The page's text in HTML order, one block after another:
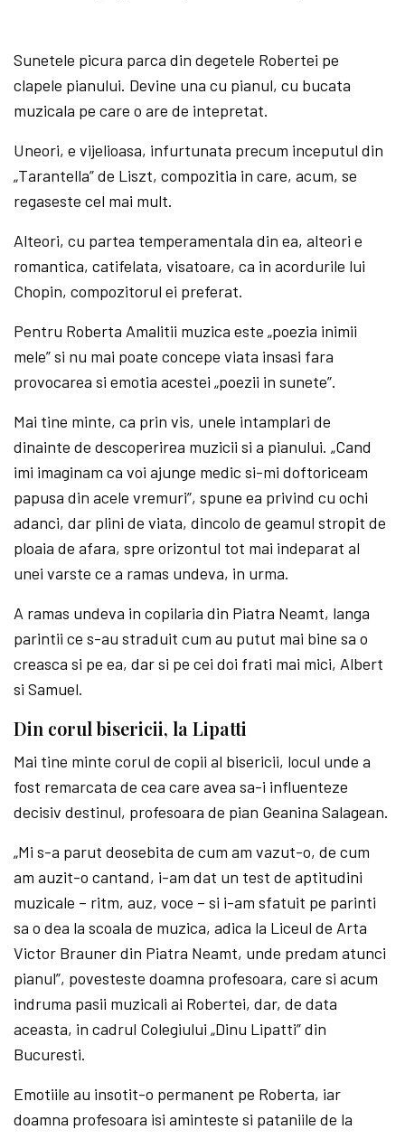
Sunetele picura parca din degetele Robertei pe
clapele pianului. Devine una cu pianul, cu bucata
muzicala pe care o are de intepretat.
Uneori, e vijelioasa, infurtunata precum inceputul din
„Tarantella” de Liszt, compozitia in care, acum, se
regaseste cel mai mult.
Alteori, cu partea temperamentala din ea, alteori e
romantica, catifelata, visatoare, ca in acordurile lui
Chopin, compozitorul ei preferat.
Pentru Roberta Amalitii muzica este „poezia inimii
mele” si nu mai poate concepe viata insasi fara
provocarea si emotia acestei „poezii in sunete”.
Mai tine minte, ca prin vis, unele intamplari de
dinainte de descoperirea muzicii si a pianului. „Cand
imi imaginam ca voi ajunge medic si-mi doftoriceam
papusa din acele vremuri”, spune ea privind cu ochi
adanci, dar plini de viata, dincolo de geamul stropit de
ploaia de afara, spre orizontul tot mai indeparat al
unei varste ce a ramas undeva, in urma.
A ramas undeva in copilaria din Piatra Neamt, langa
parintii ce s-au straduit cum au putut mai bine sa o
creasca si pe ea, dar si pe cei doi frati mai mici, Albert
si Samuel.
Din corul bisericii, la Lipatti
Mai tine minte corul de copii al bisericii, locul unde a
fost remarcata de cea care avea sa-i influenteze
decisiv destinul, profesoara de pian Geanina Salagean.
„Mi s-a parut deosebita de cum am vazut-o, de cum
am auzit-o cantand, i-am dat un test de aptitudini
muzicale – ritm, auz, voce – si i-am sfatuit pe parinti
sa o dea la scoala de muzica, adica la Liceul de Arta
Victor Brauner din Piatra Neamt, unde predam atunci
pianul”, povesteste doamna profesoara, care si acum
indruma pasii muzicali ai Robertei, dar, de data
aceasta, in cadrul Colegiului „Dinu Lipatti” din
Bucuresti.
Emotiile au insotit-o permanent pe Roberta, iar
doamna profesoara isi aminteste si pataniile de la